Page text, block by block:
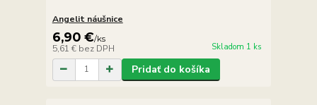
Angelit náušnice
6,90 €/ks
5,61 € bez DPH Skladom 1 ks
Pridať do košíka